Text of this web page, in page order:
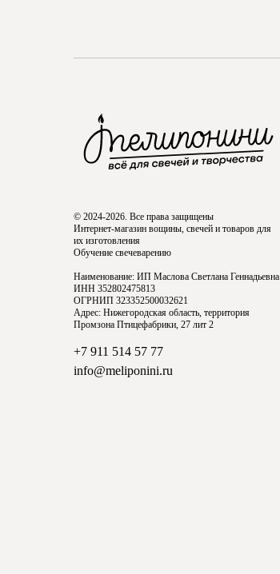
© 2024-2026. Все права защищены
Интернет-магазин вощины, свечей и товаров для
их изготовления
Обучение свечеварению
Наименование: ИП Маслова Светлана Геннадьевна
ИНН 352802475813
ОГРНИП 323352500032621
Адрес: Нижегородская область, территория
Промзона Птицефабрики, 27 лит 2
+7 911 514 57 77
info@meliponini.ru